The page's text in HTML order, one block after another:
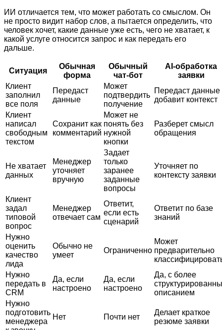
ИИ отличается тем, что может работать со смыслом. Он
не просто видит набор слов, а пытается определить, что
человек хочет, какие данные уже есть, чего не хватает, к
какой услуге относится запрос и как передать его
дальше.
Ситуация
Обычная
форма
Обычный
чат-бот
AI-обработка
заявки
Клиент
заполнил
все поля
Передаст
данные
Может
подтвердить
получение
Передаст данные
добавит контекст
Клиент
написал
свободным
текстом
Сохранит как
комментарий
Может не
понять без
нужной
кнопки
Разберет смысл
обращения
Не хватает
данных
Менеджер
уточняет
вручную
Задает
только
заранее
заданные
вопросы
Уточняет по
контексту заявки
Клиент
задал
типовой
вопрос
Менеджер
отвечает сам
Ответит,
если есть
сценарий
Ответит по базе
знаний
Нужно
оценить
качество
лида
Обычно не
умеет
Ограниченно
Может
предварительно
Нужно
передать в
CRM
Да, если
настроено
Да, если
настроено
Да, с более
описанием
Нужно
подготовить
менеджера
Нет Почти нет
Делает краткое
резюме заявки